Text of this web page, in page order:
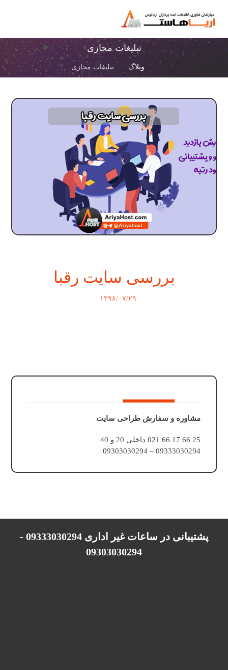
تبلیغات مجازی
وبلاگ تبلیغات مجازی
بررسی سایت رقبا
۱۳۹۸/۰۷/۲۹
مشاوره و سفارش طراحی سایت
25 66 17 66 021 داخلی 20 و 40
09333030294 – 09303030294
پشتیبانی در ساعات غیر اداری 09333030294 -
09303030294